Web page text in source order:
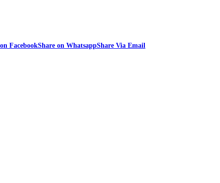
FacebookShare on WhatsappShare Via Email